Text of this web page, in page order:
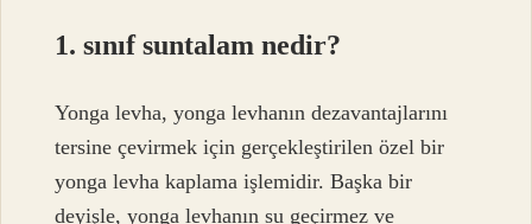
1. sınıf suntalam nedir?
Yonga levha, yonga levhanın dezavantajlarını
tersine çevirmek için gerçekleştirilen özel bir
yonga levha kaplama işlemidir. Başka bir
deyişle, yonga levhanın su geçirmez ve